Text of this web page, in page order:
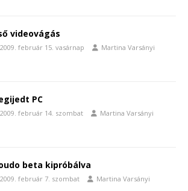
videovágás
2009. február 15. vasárnap Martina Varsányi
PC
2009. február 14. szombat Martina Varsányi
beta kipróbálva
2009. február 7. szombat Martina Varsányi